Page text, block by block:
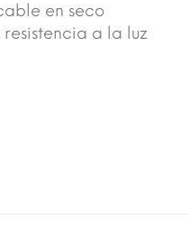
en seco
resistencia a la luz